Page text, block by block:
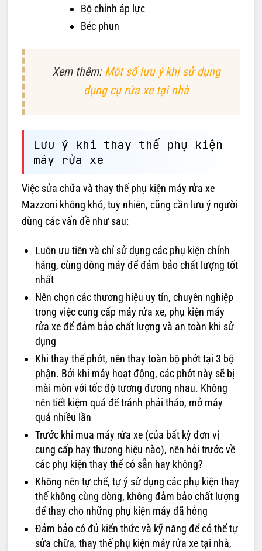
Bộ chỉnh áp lực
Béc phun
Xem thêm: Một số lưu ý khi sử dụng
dụng cụ rửa xe tại nhà
Lưu ý khi thay thế phụ kiện
máy rửa xe
Việc sửa chữa và thay thế phụ kiện máy rửa xe
Mazzoni không khó, tuy nhiên, cũng cần lưu ý người
dùng các vấn đề như sau:
Luôn ưu tiên và chỉ sử dụng các phụ kiện chính
hãng, cùng dòng máy để đảm bảo chất lượng tốt
nhất
Nên chọn các thương hiệu uy tín, chuyên nghiệp
trong việc cung cấp máy rửa xe, phụ kiện máy
rửa xe để đảm bảo chất lượng và an toàn khi sử
dụng
Khi thay thế phớt, nên thay toàn bộ phớt tại 3 bộ
phận. Bởi khi máy hoạt động, các phớt này sẽ bị
mài mòn với tốc độ tương đương nhau. Không
nên tiết kiệm quá để tránh phải tháo, mở máy
quá nhiều lần
Trước khi mua máy rửa xe (của bất kỳ đơn vị
cung cấp hay thương hiệu nào), nên hỏi trước về
các phụ kiện thay thế có sẵn hay không?
Không nên tự chế, tự ý sử dụng các phụ kiện thay
thế không cùng dòng, không đảm bảo chất lượng
để thay cho những phụ kiện máy đã hỏng
Đảm bảo có đủ kiến thức và kỹ năng để có thể tự
sửa chữa, thay thế phụ kiện máy rửa xe tại nhà,